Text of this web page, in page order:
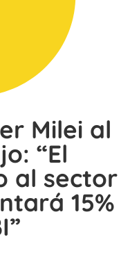
Milei al
“El
al sector
15%